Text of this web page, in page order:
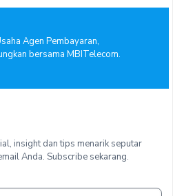
Agen Pembayaran,
bersama MBITelecom.
insight dan tips menarik seputar
Anda. Subscribe sekarang.